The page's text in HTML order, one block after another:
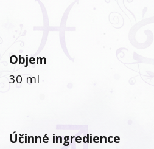
Objem
30 ml
Účinné ingredience